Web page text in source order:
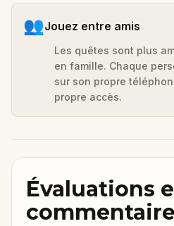
👥Jouez entre amis
Les quêtes sont plus
en famille. Chaque
sur son propre
propre accès.
Évaluations